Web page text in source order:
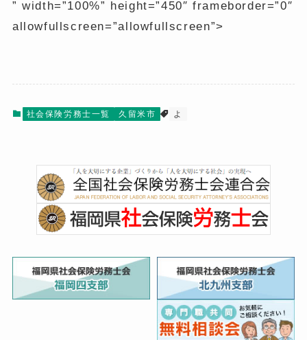
” width=”100%” height=”450″ frameborder=”0″
allowfullscreen=”allowfullscreen”>
社会保険労務士一覧 久留米市 よ